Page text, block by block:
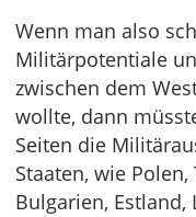
Wenn man also
Militärpotentiale
zwischen dem
wollte, dann
Seiten die
Staaten, wie
Bulgarien, Estland,